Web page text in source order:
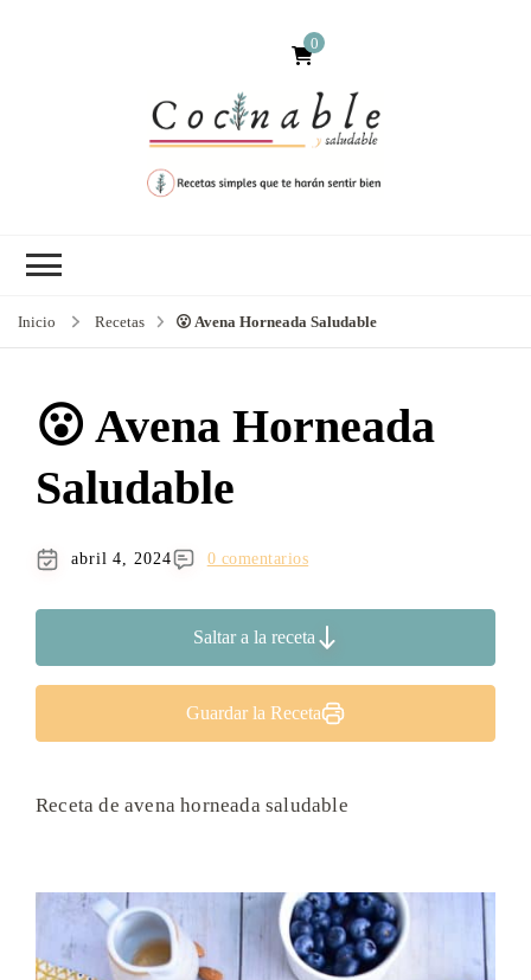
0
Inicio Recetas 😮 Avena Horneada Saludable
😮 Avena Horneada
Saludable
abril 4, 2024 0 comentarios
Saltar a la receta
Guardar la Receta
Receta de avena horneada saludable